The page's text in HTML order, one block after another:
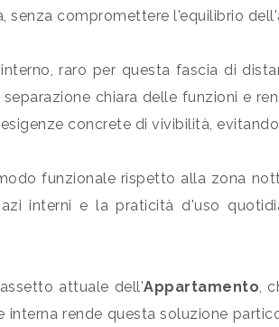
senza compromettere l'equilibrio
raro per questa fascia di
chiara delle funzioni e
concrete di vivibilità,
funzionale rispetto alla zona
interni e la praticità d'uso
attuale dell'Appartamento,
interna rende questa soluzione